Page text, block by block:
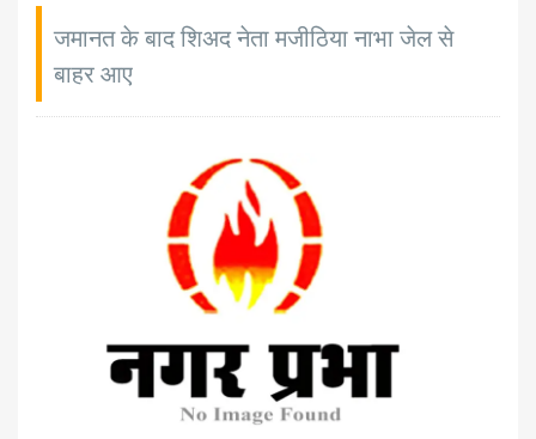
जमानत के बाद शिअद नेता मजीठिया नाभा जेल से
बाहर आए